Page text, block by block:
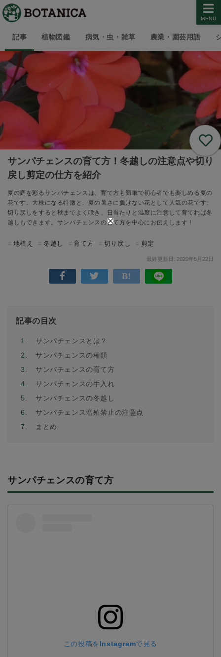
MENU
記事 植物図鑑 病気・虫・雑草 農業・園芸用語
サンパチェンスの育て方！冬越しの注意点や切り
戻し剪定の仕方を紹介
夏の庭を彩るサンパチェンスは、育て方も簡単で初心者でも楽しめる夏の
花です。大株になる特徴と、夏の暑さに負けない花として人気の花です。
切り戻しをすると秋までよく咲き、日当たりと温度に注意して育てれば冬
越しもできます。サンパチェンスの育て方を中心にお伝えします！
地植え 冬越し 育て方 切り戻し 剪定
最終更新日: 2020年5月22日
記事の目次
1.
サンパチェンスとは？
2.
サンパチェンスの種類
3.
サンパチェンスの育て方
4.
サンパチェンスの手入れ
5.
サンパチェンスの冬越し
6.
サンパチェンス増殖禁止の注意点
7.
まとめ
サンパチェンスの育て方
この投稿をInstagramで見る